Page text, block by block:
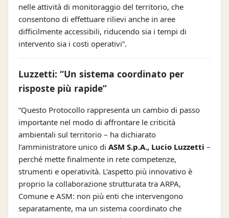
nelle attività di monitoraggio del territorio, che
consentono di effettuare rilievi anche in aree
difficilmente accessibili, riducendo sia i tempi di
intervento sia i costi operativi”.
Luzzetti: “Un sistema coordinato per
risposte più rapide”
“Questo Protocollo rappresenta un cambio di passo
importante nel modo di affrontare le criticità
ambientali sul territorio – ha dichiarato
l’amministratore unico di ASM S.p.A., Lucio Luzzetti –
perché mette finalmente in rete competenze,
strumenti e operatività. L’aspetto più innovativo è
proprio la collaborazione strutturata tra ARPA,
Comune e ASM: non più enti che intervengono
separatamente, ma un sistema coordinato che